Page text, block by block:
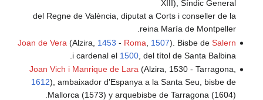
del Regne de
Joan de Vera(Alzira,1453
i cardenal
Joan Vich i Manrique
1612), ambaixador
Mallorca (1573) y